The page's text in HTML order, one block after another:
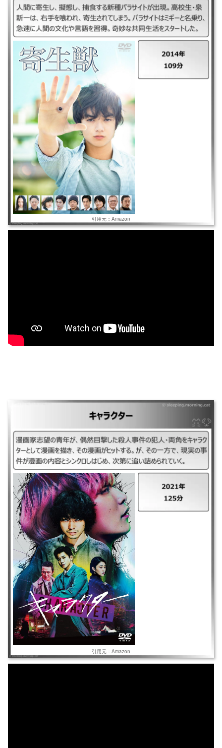
引用元：Amazon
｜寄生獣 ｜2014年 ｜109分 ｜人間に寄生し、擬態し、捕食する新種パラ
サイトが出現。高校生・泉新一は、右手を喰われ、寄生されてしまう。パ
ラサイトはミギーと名乗り、急速に人間の文化や言語を習得。奇妙な共同
生活をスタートした。
引用元：Amazon
｜キャラクター ｜2021年 ｜125分 ｜漫画家志望の青年が、偶然目撃した
殺人事件の犯人・両角をキャラクターとして漫画を描き、その漫画がヒッ
トする。が、その一方で、現実の事件が漫画の内容とシンクロしはじめ、
次第に追い詰められていく。